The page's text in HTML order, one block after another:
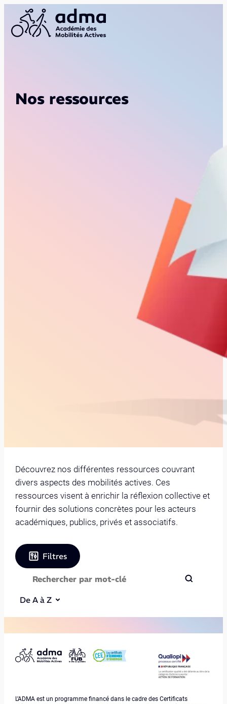
Nos ressources
Découvrez nos différentes ressources couvrant
divers aspects des mobilités actives. Ces
ressources visent à enrichir la réflexion collective et
fournir des solutions concrètes pour les acteurs
académiques, publics, privés et associatifs.
Filtres
De A à Z
L’ADMA est un programme financé dans le cadre des Certificats